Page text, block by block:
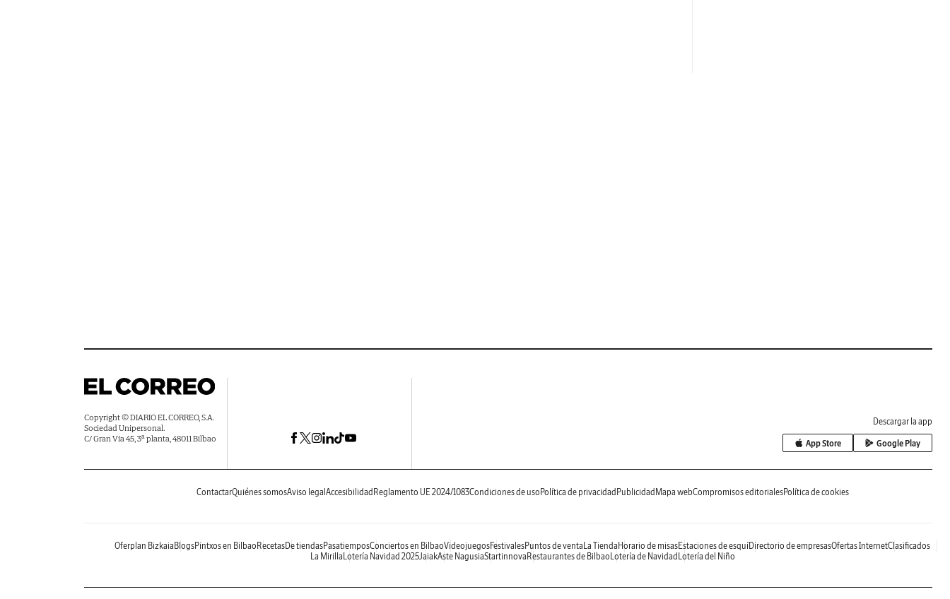
Copyright © DIARIO EL CORREO, S.A.
Sociedad Unipersonal.
C/ Gran Vía 45, 3ª planta, 48011 Bilbao
Descargar la app
App Store Google Play
ContactarQuiénes somosAviso legal Accesibilidad Reglamento UE 2024/1083Condiciones de uso Política de privacidad Publicidad Mapa webCompromisos editorialesPolítica de cookies
Oferplan Bizkaia BlogsPintxos en Bilbao RecetasDe tiendasPasatiemposConciertos en BilbaoVideojuegosFestivalesPuntos de venta La Tienda Horario de misasEstaciones de esquíDirectorio de empresasOfertas InternetClasificados
La Mirilla Lotería Navidad 2025JaiakAste NagusiaStartinnova Restaurantes de Bilbao Lotería de Navidad Lotería del Niño